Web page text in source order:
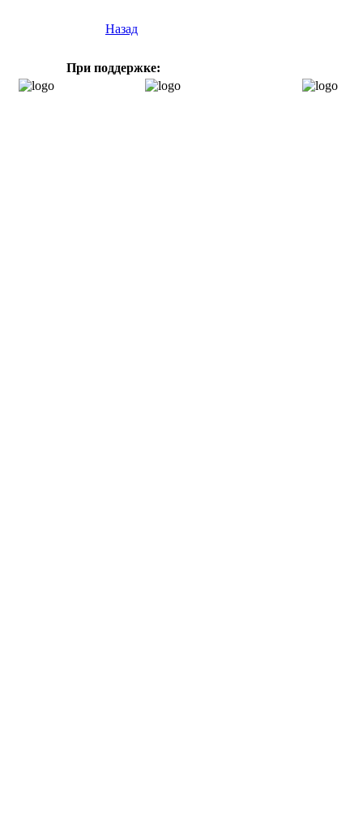
Назад
При поддержке: